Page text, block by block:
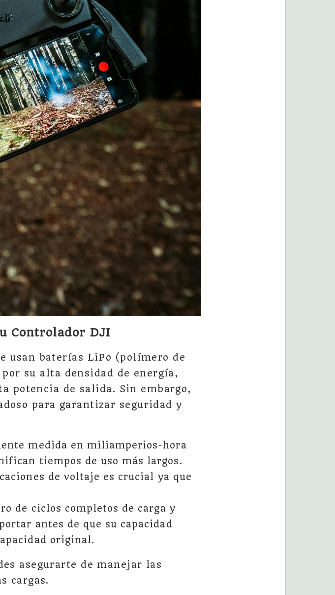
Controlador DJI
usan baterías LiPo (polímero de
su alta densidad de energía,
potencia de salida. Sin embargo,
para garantizar seguridad y
medida en miliamperios-hora
tiempos de uso más largos.
de voltaje es crucial ya que
de ciclos completos de carga y
antes de que su capacidad
original.
asegurarte de manejar las
cargas.